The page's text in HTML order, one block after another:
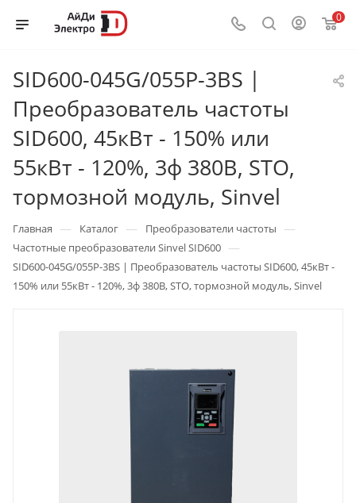
0
SID600-045G/055P-3BS |
Преобразователь частоты
SID600, 45кВт - 150% или
55кВт - 120%, 3ф 380В, STO,
тормозной модуль, Sinvel
Главная — Каталог — Преобразователи частоты —
Частотные преобразователи Sinvel SID600 —
SID600-045G/055P-3BS | Преобразователь частоты SID600, 45кВт -
150% или 55кВт - 120%, 3ф 380В, STO, тормозной модуль, Sinvel